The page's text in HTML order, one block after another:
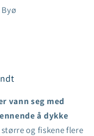
vann seg med
å dykke
og fiskene flere